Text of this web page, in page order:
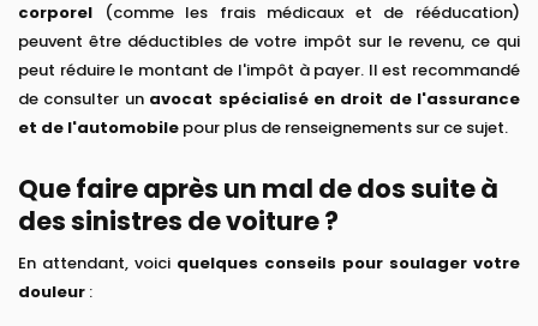
corporel (comme les frais médicaux et de rééducation)
peuvent être déductibles de votre impôt sur le revenu, ce qui
peut réduire le montant de l'impôt à payer. Il est recommandé
de consulter un avocat spécialisé en droit de l'assurance
et de l'automobile pour plus de renseignements sur ce sujet.
Que faire après un mal de dos suite à
des sinistres de voiture ?
En attendant, voici quelques conseils pour soulager votre
douleur :